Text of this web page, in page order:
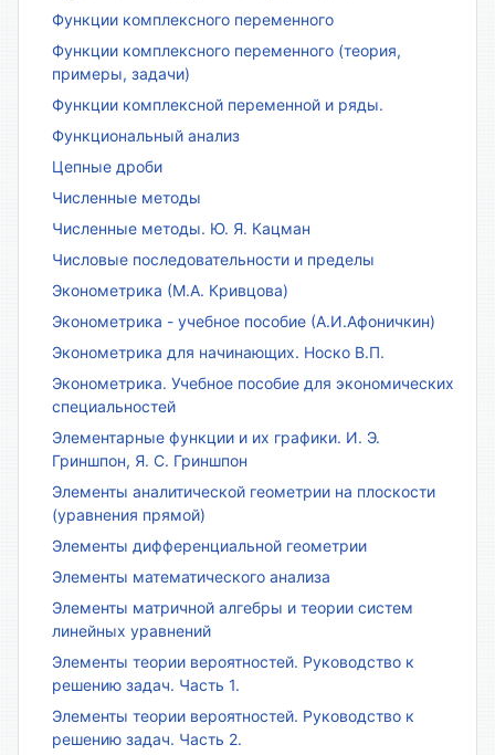
Функции комплексного переменного
Функции комплексного переменного (теория,
примеры, задачи)
Функции комплексной переменной и ряды.
Функциональный анализ
Цепные дроби
Численные методы
Численные методы. Ю. Я. Кацман
Числовые последовательности и пределы
Эконометрика (М.А. Кривцова)
Эконометрика - учебное пособие (А.И.Афоничкин)
Эконометрика для начинающих. Носко В.П.
Эконометрика. Учебное пособие для экономических
специальностей
Элементарные функции и их графики. И. Э.
Гриншпон, Я. С. Гриншпон
Элементы аналитической геометрии на плоскости
(уравнения прямой)
Элементы дифференциальной геометрии
Элементы математического анализа
Элементы матричной алгебры и теории систем
линейных уравнений
Элементы теории вероятностей. Руководство к
решению задач. Часть 1.
Элементы теории вероятностей. Руководство к
решению задач. Часть 2.